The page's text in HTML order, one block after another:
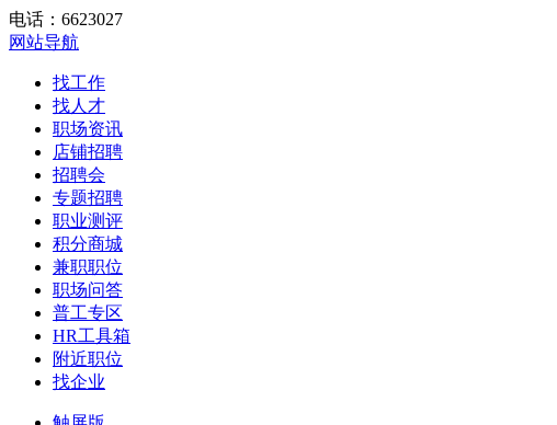
电话：6623027
网站导航
找工作
找人才
职场资讯
店铺招聘
招聘会
专题招聘
职业测评
积分商城
兼职职位
职场问答
普工专区
HR工具箱
附近职位
找企业